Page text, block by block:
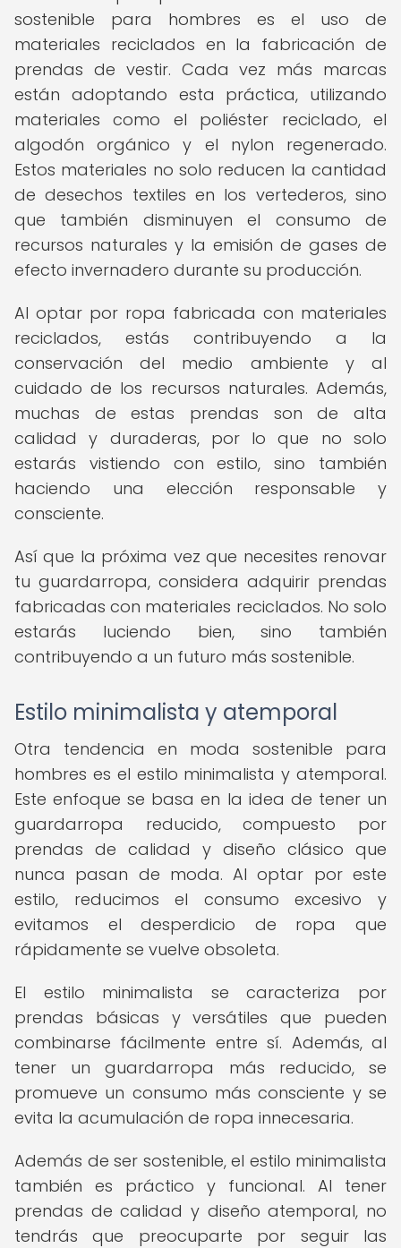
sostenible para hombres es el uso de
materiales reciclados en la fabricación de
prendas de vestir. Cada vez más marcas
están adoptando esta práctica, utilizando
materiales como el poliéster reciclado, el
algodón orgánico y el nylon regenerado.
Estos materiales no solo reducen la cantidad
de desechos textiles en los vertederos, sino
que también disminuyen el consumo de
recursos naturales y la emisión de gases de
efecto invernadero durante su producción.
Al optar por ropa fabricada con materiales
reciclados, estás contribuyendo a la
conservación del medio ambiente y al
cuidado de los recursos naturales. Además,
muchas de estas prendas son de alta
calidad y duraderas, por lo que no solo
estarás vistiendo con estilo, sino también
haciendo una elección responsable y
consciente.
Así que la próxima vez que necesites renovar
tu guardarropa, considera adquirir prendas
fabricadas con materiales reciclados. No solo
estarás luciendo bien, sino también
contribuyendo a un futuro más sostenible.
Estilo minimalista y atemporal
Otra tendencia en moda sostenible para
hombres es el estilo minimalista y atemporal.
Este enfoque se basa en la idea de tener un
guardarropa reducido, compuesto por
prendas de calidad y diseño clásico que
nunca pasan de moda. Al optar por este
estilo, reducimos el consumo excesivo y
evitamos el desperdicio de ropa que
rápidamente se vuelve obsoleta.
El estilo minimalista se caracteriza por
prendas básicas y versátiles que pueden
combinarse fácilmente entre sí. Además, al
tener un guardarropa más reducido, se
promueve un consumo más consciente y se
evita la acumulación de ropa innecesaria.
Además de ser sostenible, el estilo minimalista
también es práctico y funcional. Al tener
prendas de calidad y diseño atemporal, no
tendrás que preocuparte por seguir las